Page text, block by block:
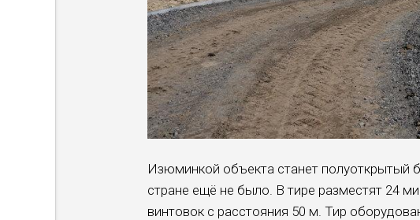
Изюминкой объекта станет полуоткрытый
стране ещё не было. В тире разместят 24
винтовок с расстояния 50 м. Тир